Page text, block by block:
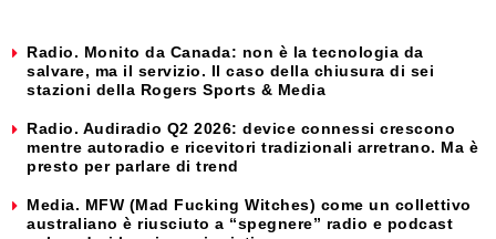
Radio. Monito da Canada: non è la tecnologia da
salvare, ma il servizio. Il caso della chiusura di sei
stazioni della Rogers Sports & Media
Radio. Audiradio Q2 2026: device connessi crescono
mentre autoradio e ricevitori tradizionali arretrano. Ma è
presto per parlare di trend
Media. MFW (Mad Fucking Witches) come un collettivo
australiano è riusciuto a “spegnere” radio e podcast